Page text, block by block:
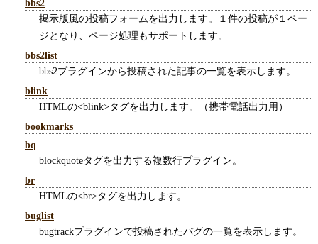
bbs2
掲示版風の投稿フォームを出力します。１件の投稿が１ペー
ジとなり、ページ処理もサポートします。
bbs2list
bbs2プラグインから投稿された記事の一覧を表示します。
blink
HTMLの<blink>タグを出力します。（携帯電話出力用）
bookmarks
bq
blockquoteタグを出力する複数行プラグイン。
br
HTMLの<br>タグを出力します。
buglist
bugtrackプラグインで投稿されたバグの一覧を表示します。